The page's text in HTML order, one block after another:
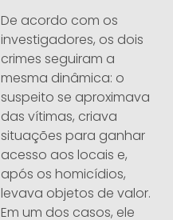
De acordo com os
investigadores, os dois
crimes seguiram a
mesma dinâmica: o
suspeito se aproximava
das vítimas, criava
situações para ganhar
acesso aos locais e,
após os homicídios,
levava objetos de valor.
Em um dos casos, ele